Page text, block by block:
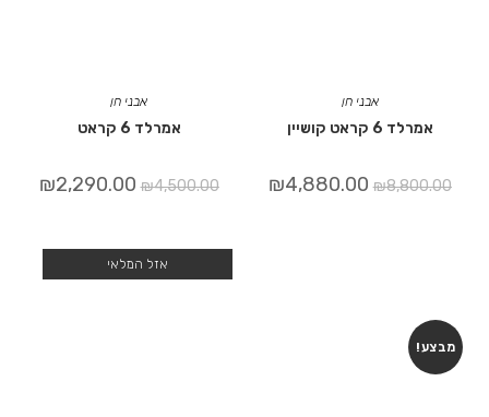
אבני חן
אמרלד 6 קראט
₪4,500.00
₪2,290.00
אבני חן
אמרלד 6 קראט קושיין
₪8,800.00
₪4,880.00
אזל המלאי
מבצע!